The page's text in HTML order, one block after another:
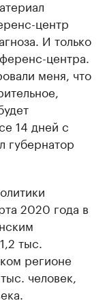
центр
И только
центра.
меня, что
14 дней с
губернатор
2020 года в
тыс.
регионе
человек,